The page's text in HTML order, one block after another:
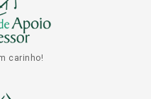
carinho!